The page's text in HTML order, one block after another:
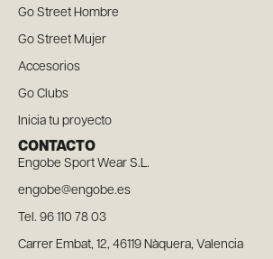
Go Street Hombre
Go Street Mujer
Accesorios
Go Clubs
Inicia tu proyecto
CONTACTO
Engobe Sport Wear S.L.
engobe@engobe.es
Tel. 96 110 78 03
Carrer Embat, 12, 46119 Nàquera, Valencia